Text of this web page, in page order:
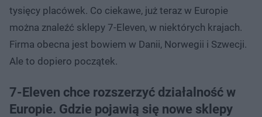
tysięcy placówek. Co ciekawe, już teraz w Europie
można znaleźć sklepy 7-Eleven, w niektórych krajach.
Firma obecna jest bowiem w Danii, Norwegii i Szwecji.
Ale to dopiero początek.
7-Eleven chce rozszerzyć działalność w
Europie. Gdzie pojawią się nowe sklepy